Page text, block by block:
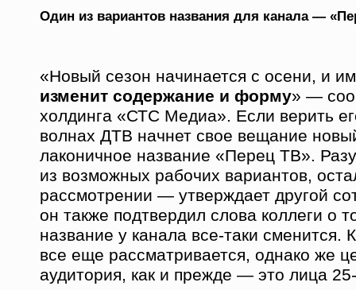
Один из вариантов названия для канала —
«Новый сезон начинается с осени, и
изменит содержание и форму» —
холдинга «СТС Медиа». Если верить
волнах ДТВ начнет свое вещание
лаконичное название «Перец ТВ».
из возможных рабочих вариантов,
рассмотрении — утверждает другой
он также подтвердил слова коллеги о
название у канала все-таки сменится.
все еще рассматривается, однако же
аудитория, как и прежде — это лица